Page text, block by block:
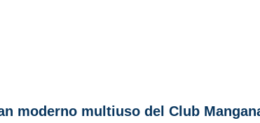
moderno multiuso del Club